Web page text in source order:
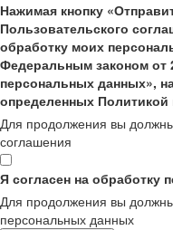
Нажимая кнопку
Пользовательского
обработку моих
Федеральным законом от
персональных данных»,
определенных
Для продолжения вы должны
соглашения
Я согласен на обработку
Для продолжения вы
персональных данных